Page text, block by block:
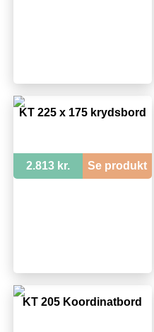
KT 225 x 175 krydsbord
2.813 kr. Se produkt
KT 205 Koordinatbord